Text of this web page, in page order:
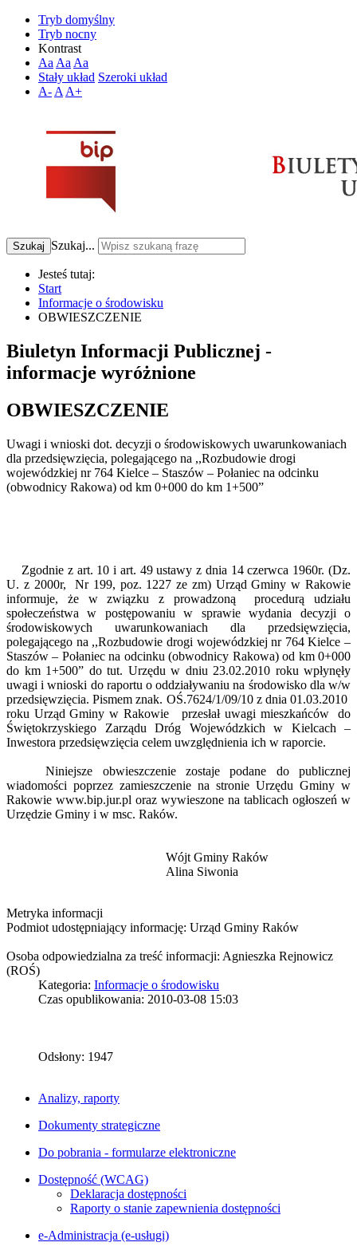
Tryb domyślny
Tryb nocny
Kontrast
Aa Aa Aa
Stały układ Szeroki układ
A- A A+
Szukaj Szukaj...
Jesteś tutaj:
Start
Informacje o środowisku
OBWIESZCZENIE
Biuletyn Informacji Publicznej -
informacje wyróżnione
OBWIESZCZENIE
Uwagi i wnioski dot. decyzji o środowiskowych uwarunkowaniach
dla przedsięwzięcia, polegającego na ,,Rozbudowie drogi
wojewódzkiej nr 764 Kielce – Staszów – Połaniec na odcinku
(obwodnicy Rakowa) od km 0+000 do km 1+500”
Zgodnie z art. 10 i art. 49 ustawy z dnia 14 czerwca 1960r. (Dz.
U. z 2000r, Nr 199, poz. 1227 ze zm) Urząd Gminy w Rakowie
informuje, że w związku z prowadzoną procedurą udziału
społeczeństwa w postępowaniu w sprawie wydania decyzji o
środowiskowych uwarunkowaniach dla przedsięwzięcia,
polegającego na ,,Rozbudowie drogi wojewódzkiej nr 764 Kielce –
Staszów – Połaniec na odcinku (obwodnicy Rakowa) od km 0+000
do km 1+500” do tut. Urzędu w dniu 23.02.2010 roku wpłynęły
uwagi i wnioski do raportu o oddziaływaniu na środowisko dla w/w
przedsięwzięcia. Pismem znak. OŚ.7624/1/09/10 z dnia 01.03.2010
roku Urząd Gminy w Rakowie przesłał uwagi mieszkańców do
Świętokrzyskiego Zarządu Dróg Wojewódzkich w Kielcach –
Inwestora przedsięwzięcia celem uwzględnienia ich w raporcie.
Niniejsze obwieszczenie zostaje podane do publicznej
wiadomości poprzez zamieszczenie na stronie Urzędu Gminy w
Rakowie www.bip.jur.pl oraz wywieszone na tablicach ogłoszeń w
Urzędzie Gminy i w msc. Raków.
Wójt Gminy Raków
Alina Siwonia
Metryka informacji
Podmiot udostępniający informację: Urząd Gminy Raków
Osoba odpowiedzialna za treść informacji: Agnieszka Rejnowicz
(ROŚ)
Kategoria: Informacje o środowisku
Czas opublikowania: 2010-03-08 15:03
Odsłony: 1947
Analizy, raporty
Dokumenty strategiczne
Do pobrania - formularze elektroniczne
Dostępność (WCAG)
Deklaracja dostępności
Raporty o stanie zapewnienia dostępności
e-Administracja (e-usługi)